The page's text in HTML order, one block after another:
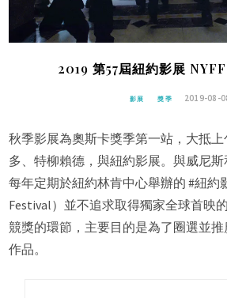
2019 第57屆紐約影展
影展 獎季 2019-08-
秋季影展為奧斯卡獎季第一站，大抵
多、特柳賴德，與紐約影展。與威尼斯
每年定期於紐約林肯中心舉辦的 #紐約
Festival）並不追求取得獨家全球首映
競獎的環節，主要目的是為了圈選並
作品。